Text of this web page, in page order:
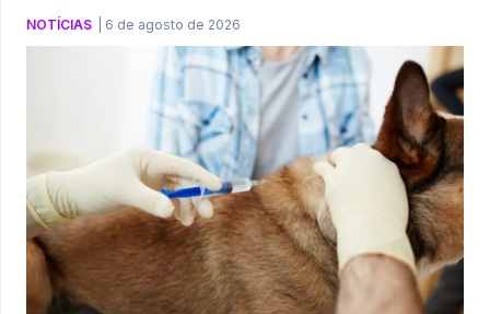
NOTÍCIAS 6 de agosto de 2026